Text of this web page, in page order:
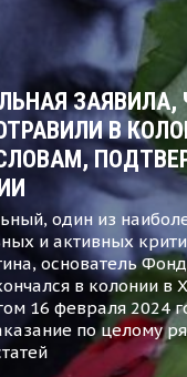
ЗАЯВИЛА,
В
один из
и активных
основатель
в колонии в
16 февраля 2024
по целому